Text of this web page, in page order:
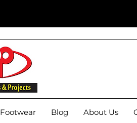
Footwear Blog About Us